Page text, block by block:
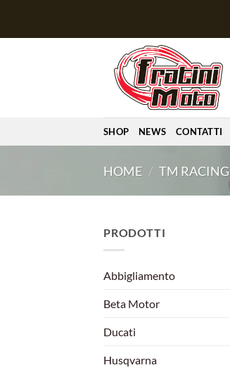
SHOP NEWS CONTATTI
HOME / TM RACING
PRODOTTI
Abbigliamento
Beta Motor
Ducati
Husqvarna